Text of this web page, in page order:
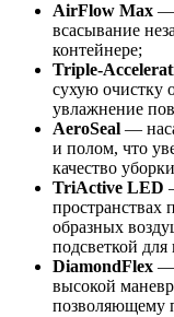
AirFlow Max —
всасывание
контейнере;
Triple-
сухую очистку
увлажнение
AeroSeal —
и полом, что
качество
TriActive LED
пространствах
образных
подсветкой для
DiamondFlex —
высокой
позволяющему